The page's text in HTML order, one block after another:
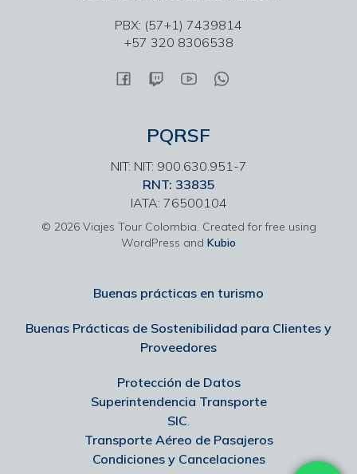
PBX: (57+1) 7439814
+57 320 8306538
PQRSF
NIT: NIT: 900.630.951-7
RNT: 33835
IATA: 76500104
© 2026 Viajes Tour Colombia. Created for free using
WordPress and Kubio
Buenas prácticas en turismo
Buenas Prácticas de Sostenibilidad para Clientes y
Proveedores
Protección de Datos
Superintendencia Transporte
SIC
Transporte Aéreo de Pasajeros
Condiciones y Cancelaciones